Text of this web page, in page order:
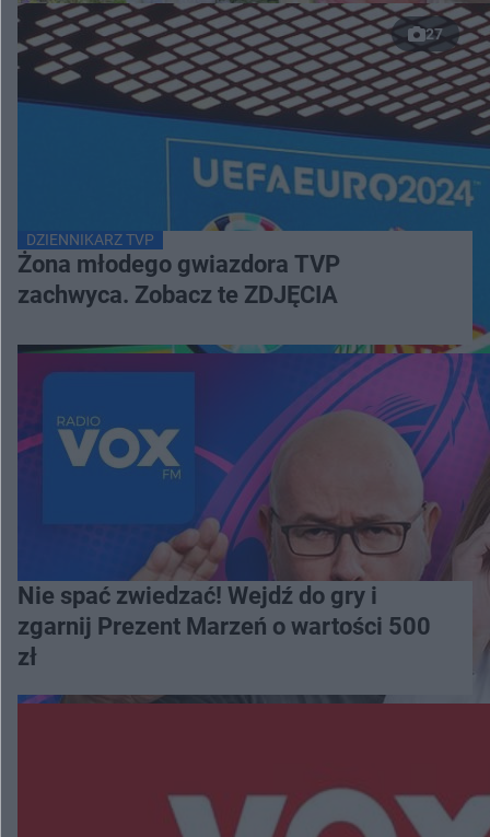
27
DZIENNIKARZ TVP
Żona młodego gwiazdora TVP
zachwyca. Zobacz te ZDJĘCIA
Nie spać zwiedzać! Wejdź do gry i
zgarnij Prezent Marzeń o wartości 500
zł